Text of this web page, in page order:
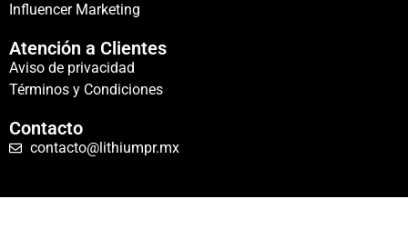
Influencer Marketing
Atención a Clientes
Aviso de privacidad
Términos y Condiciones
Contacto
contacto@lithiumpr.mx